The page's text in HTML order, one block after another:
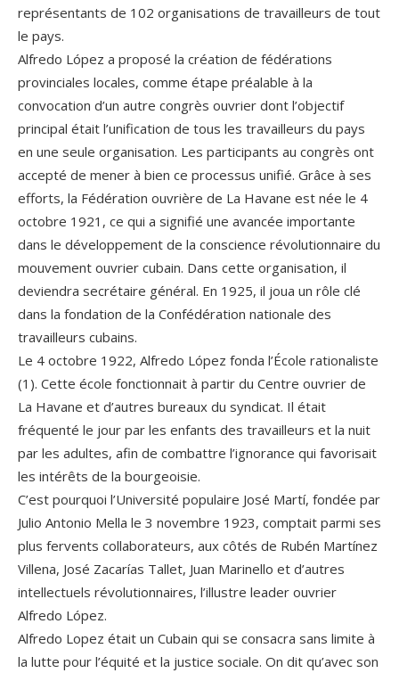
représentants de 102 organisations de travailleurs de tout
le pays.
Alfredo López a proposé la création de fédérations
provinciales locales, comme étape préalable à la
convocation d’un autre congrès ouvrier dont l’objectif
principal était l’unification de tous les travailleurs du pays
en une seule organisation. Les participants au congrès ont
accepté de mener à bien ce processus unifié. Grâce à ses
efforts, la Fédération ouvrière de La Havane est née le 4
octobre 1921, ce qui a signifié une avancée importante
dans le développement de la conscience révolutionnaire du
mouvement ouvrier cubain. Dans cette organisation, il
deviendra secrétaire général. En 1925, il joua un rôle clé
dans la fondation de la Confédération nationale des
travailleurs cubains.
Le 4 octobre 1922, Alfredo López fonda l’École rationaliste
(1). Cette école fonctionnait à partir du Centre ouvrier de
La Havane et d’autres bureaux du syndicat. Il était
fréquenté le jour par les enfants des travailleurs et la nuit
par les adultes, afin de combattre l’ignorance qui favorisait
les intérêts de la bourgeoisie.
C’est pourquoi l’Université populaire José Martí, fondée par
Julio Antonio Mella le 3 novembre 1923, comptait parmi ses
plus fervents collaborateurs, aux côtés de Rubén Martínez
Villena, José Zacarías Tallet, Juan Marinello et d’autres
intellectuels révolutionnaires, l’illustre leader ouvrier
Alfredo López.
Alfredo Lopez était un Cubain qui se consacra sans limite à
la lutte pour l’équité et la justice sociale. On dit qu’avec son